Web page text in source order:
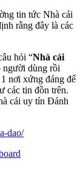
tin tức Nhà cái
rằng đây là các
hỏi “Nhà cái
người dùng rồi
nơi xứng đáng để
các tin đồn trên.
cái uy tín Đánh
dao/